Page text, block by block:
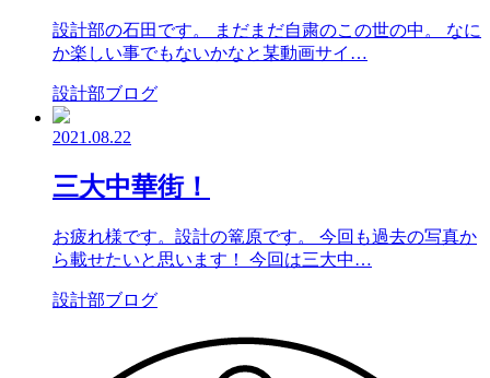
設計部の石田です。 まだまだ自粛のこの世の中。 なに
か楽しい事でもないかなと某動画サイ…
設計部ブログ
2021.08.22
三大中華街！
お疲れ様です。設計の篭原です。 今回も過去の写真か
ら載せたいと思います！ 今回は三大中…
設計部ブログ